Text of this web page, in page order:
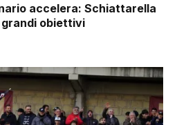
accelera: Schiattarella
obiettivi